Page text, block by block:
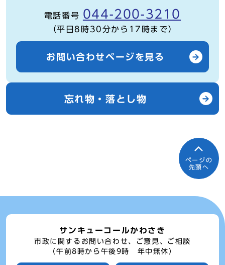
電話番号 044-200-3210
（平日8時30分から17時まで）
お問い合わせページを見る
忘れ物・落とし物
ページの
先頭へ
サンキューコールかわさき
市政に関するお問い合わせ、ご意見、ご相談
（午前8時から午後9時 年中無休）